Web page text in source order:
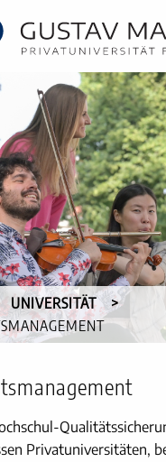
UNIVERSITÄT
Privatuniversitäten,